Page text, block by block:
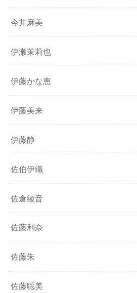
今井麻美
伊瀬茉莉也
伊藤かな恵
伊藤美来
伊藤静
佐伯伊織
佐倉綾音
佐藤利奈
佐藤朱
佐藤聡美